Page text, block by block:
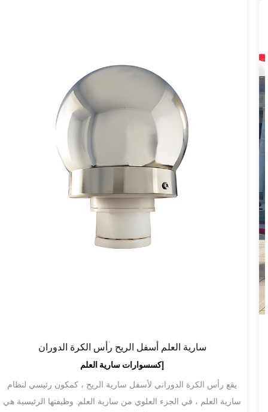
سارية العلم أسفل الريح رأس الكرة الدوران
إكسسوارات سارية العلم
يقع رأس الكرة الدوراني لأسفل سارية الريح ، كمكون رئيسي لنظام
سارية العلم ، في الجزء العلوي من سارية العلم. وظيفتها الرئيسية هي